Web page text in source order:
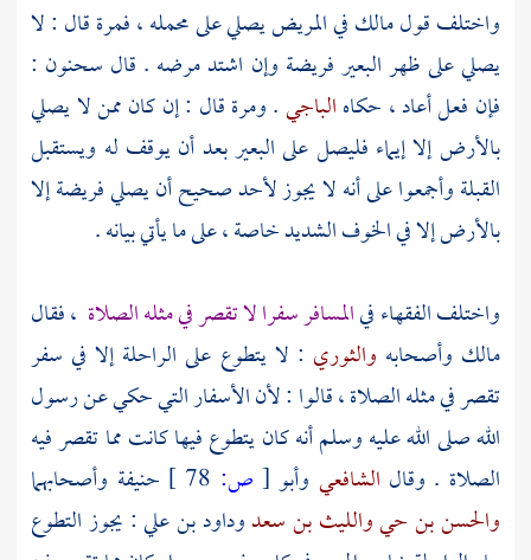
واختلف قولمالكفي المريض يصلي على محمله ، فمرة قال : لا
يصلي على ظهر البعير فريضة وإن اشتد مرضه . قال سحنون :
فإن فعل أعاد ، حكاهالباجي. ومرة قال : إن كان ممن لا يصلي
بالأرض إلا إيماء فليصل على البعير بعد أن يوقف له ويستقبل
القبلة وأجمعوا على أنه لا يجوز لأحد صحيح أن يصلي فريضة إلا
بالأرض إلا في الخوف الشديد خاصة ، على ما يأتي بيانه .
واختلف الفقهاء فيالمسافر سفرا لا تقصر في مثله الصلاة ، فقال
مالك وأصحابه والثوري : لا يتطوع على الراحلة إلا في سفر
تقصر في مثله الصلاة ، قالوا : لأن الأسفار التي حكي عن رسول
الله صلى الله عليه وسلم أنه كان يتطوع فيها كانت مما تقصر فيه
الصلاة . وقال الشافعي وأبو [ ص: حنيفة وأصحابهما
والحسن بن حيوالليث بن سعدوداود بن علي: يجوز التطوع